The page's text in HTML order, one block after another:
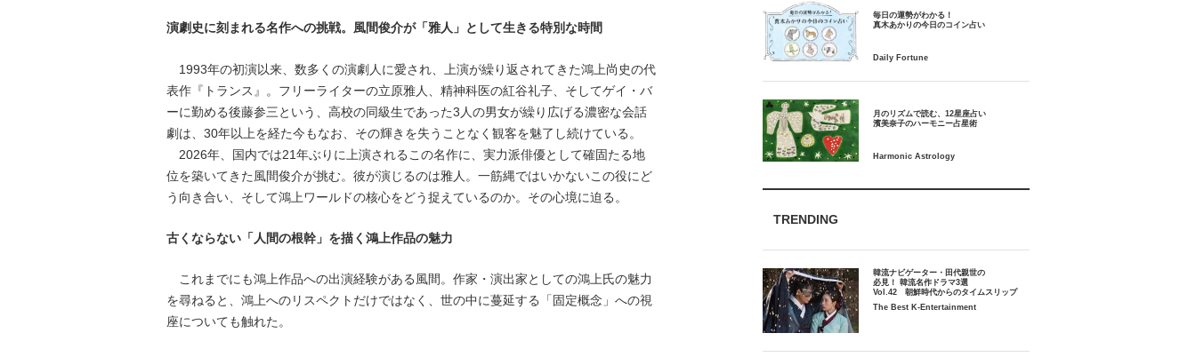
演劇史に刻まれる名作への挑戦。風間俊介が「雅人」として生きる特別な時間
1993年の初演以来、数多くの演劇人に愛され、上演が繰り返されてきた鴻上尚史の代
表作『トランス』。フリーライターの立原雅人、精神科医の紅谷礼子、そしてゲイ・バ
ーに勤める後藤参三という、高校の同級生であった3人の男女が繰り広げる濃密な会話
劇は、30年以上を経た今もなお、その輝きを失うことなく観客を魅了し続けている。
2026年、国内では21年ぶりに上演されるこの名作に、実力派俳優として確固たる地
位を築いてきた風間俊介が挑む。彼が演じるのは雅人。一筋縄ではいかないこの役にど
う向き合い、そして鴻上ワールドの核心をどう捉えているのか。その心境に迫る。
古くならない「人間の根幹」を描く鴻上作品の魅力
これまでにも鴻上作品への出演経験がある風間。作家・演出家としての鴻上氏の魅力
を尋ねると、鴻上へのリスペクトだけではなく、世の中に蔓延する「固定概念」への視
座についても触れた。
毎日の運勢がわかる！
月のリズムで読む、12星座占い
TRENDING
韓流ナビゲーター・田代親世の
必見！ 韓流名作ドラマ3選
Vol.42 朝鮮時代からのタイムスリップ
The Best K-Entertainment